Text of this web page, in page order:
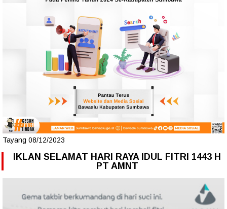
Tayang 08/12/2023
IKLAN SELAMAT HARI RAYA IDUL FITRI 1443 H
PT AMNT